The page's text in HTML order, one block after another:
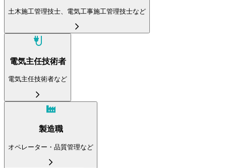
土木施工管理技士、電気工事施工管理技士など
電気主任技術者
電気主任技術者など
製造職
オペレーター・品質管理など